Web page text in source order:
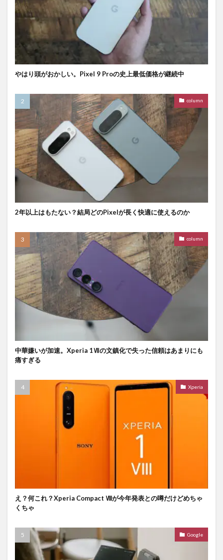
やはり頭がおかしい。Pixel 9 Proの史上最低価格が継続中
column
2年以上はもたない？結局どのPixelが長く快適に使えるのか
column
中華嫌いが加速。Xperia 1Ⅶの文鎮化で失った信頼はあまりにも
痛すぎる
Xperia
え？何これ？Xperia Compact Ⅷが今年発表との噂だけどめちゃ
くちゃ
Google